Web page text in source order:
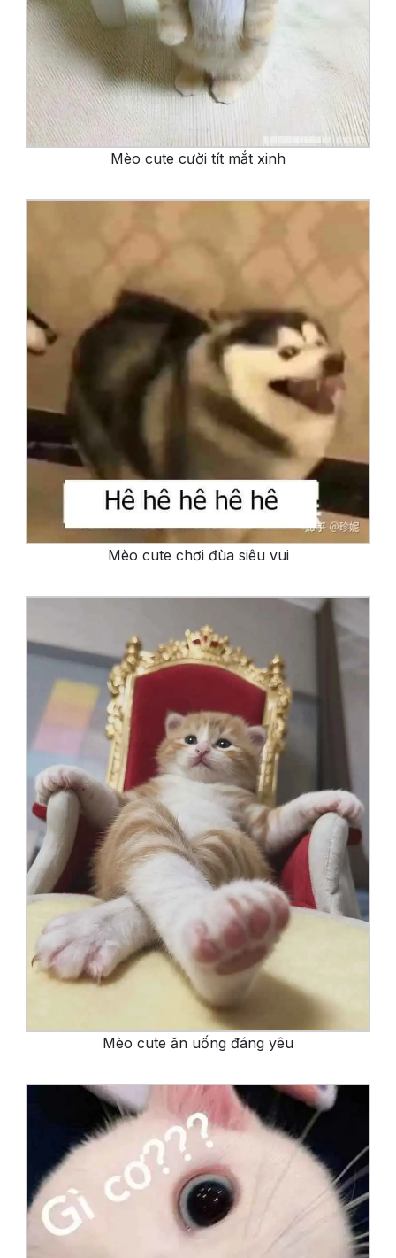
Mèo cute cười tít mắt xinh
Mèo cute chơi đùa siêu vui
Mèo cute ăn uống đáng yêu